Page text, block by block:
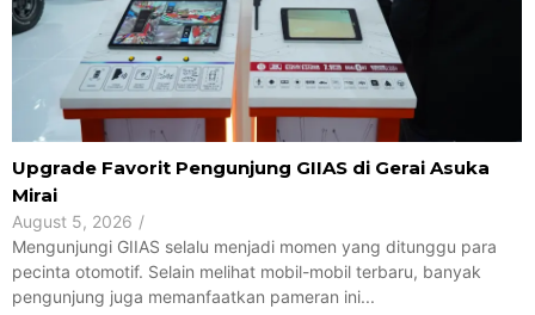
Upgrade Favorit Pengunjung GIIAS di Gerai Asuka
Mirai
August 5, 2026 /
Mengunjungi GIIAS selalu menjadi momen yang ditunggu para
pecinta otomotif. Selain melihat mobil-mobil terbaru, banyak
pengunjung juga memanfaatkan pameran ini...